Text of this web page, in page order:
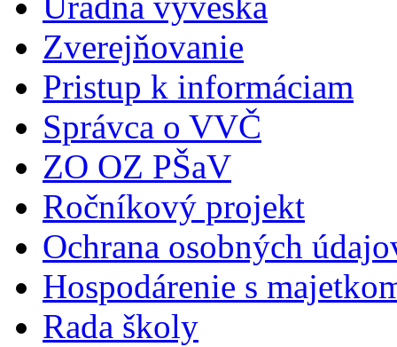
Zverejňovanie
Pristup k informáciam
Správca o VVČ
ZO OZ PŠaV
Ročníkový projekt
Ochrana osobných
Hospodárenie s
Rada školy